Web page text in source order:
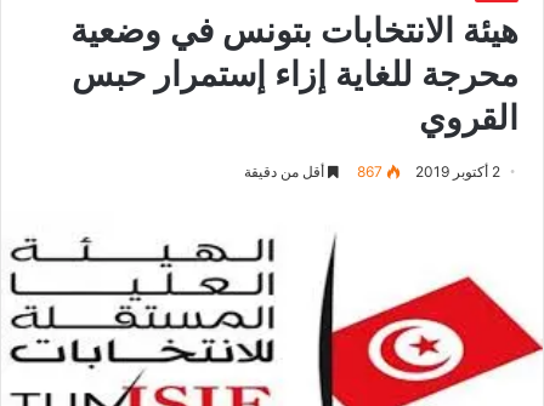
هيئة الانتخابات بتونس في وضعية
محرجة للغاية إزاء إستمرار حبس
القروي
2 أكتوبر 2019 867 أقل من دقيقة